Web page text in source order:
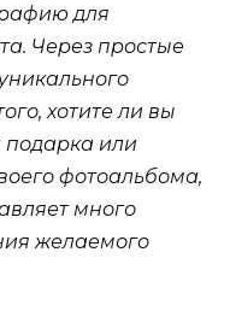
для
Через простые
хотите ли вы
подарка или
фотоальбома,
много
желаемого